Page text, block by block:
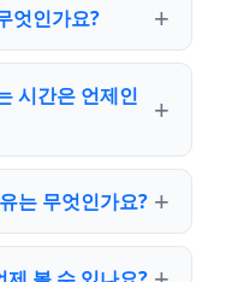
엇인가요?
시간은 언제인
는 무엇인가요?